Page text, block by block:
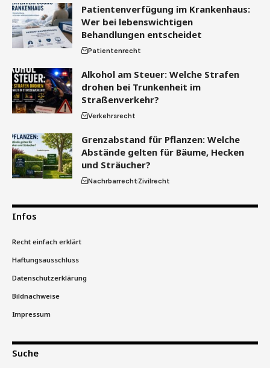
Patientenverfügung im Krankenhaus:
Wer bei lebenswichtigen
Behandlungen entscheidet
Patientenrecht
Alkohol am Steuer: Welche Strafen
drohen bei Trunkenheit im
Straßenverkehr?
Verkehrsrecht
Grenzabstand für Pflanzen: Welche
Abstände gelten für Bäume, Hecken
und Sträucher?
NachrbarrechtZivilrecht
Infos
Recht einfach erklärt
Haftungsausschluss
Datenschutzerklärung
Bildnachweise
Impressum
Suche